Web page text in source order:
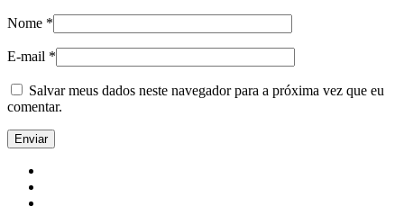
Nome *
E-mail *
Salvar meus dados neste navegador para a próxima vez que eu
comentar.